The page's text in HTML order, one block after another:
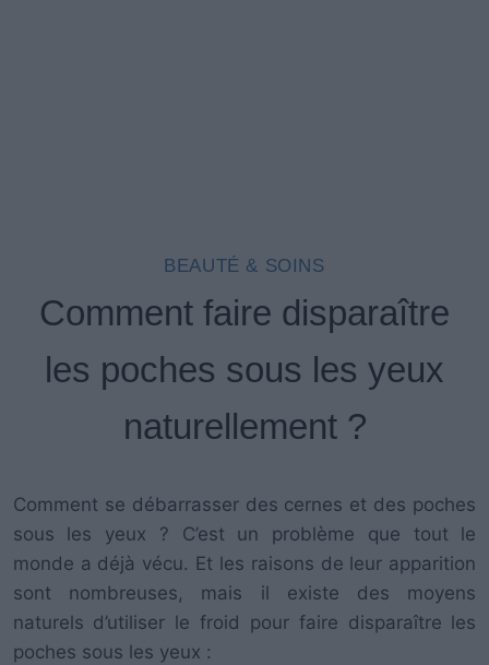
BEAUTÉ & SOINS
Comment faire disparaître
les poches sous les yeux
naturellement ?
Comment se débarrasser des cernes et des poches
sous les yeux ? C’est un problème que tout le
monde a déjà vécu. Et les raisons de leur apparition
sont nombreuses, mais il existe des moyens
naturels d’utiliser le froid pour faire disparaître les
poches sous les yeux :